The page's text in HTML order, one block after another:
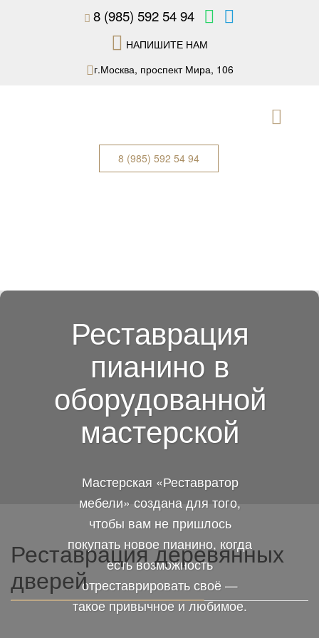
8 (985) 592 54 94
НАПИШИТЕ НАМ
г.Москва, проспект Мира, 106
8 (985) 592 54 94
Реставрация
пианино в
оборудованной
мастерской
Мастерская «Реставратор
мебели» создана для того,
чтобы вам не пришлось
покупать новое пианино, когда
есть возможность
отреставрировать своё —
такое привычное и любимое.
Реставрация деревянных
дверей